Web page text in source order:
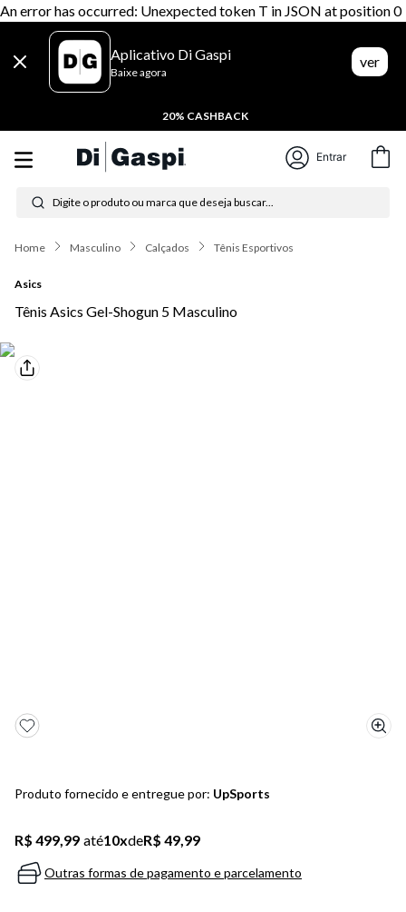
An error has occurred: Unexpected token T in JSON at position 0
Aplicativo Di Gaspi
Baixe agora
ver
TROCA FÁCIL EM ATÉ 7 DIAS
Entrar
Digite o produto ou marca que deseja buscar...
Masculino Calçados Tênis Esportivos
Asics
Tênis Asics Gel-Shogun 5 Masculino
Produto fornecido e entregue por: UpSports
R$ 499,99 até10xdeR$ 49,99
Outras formas de pagamento e parcelamento
Termos mais buscados
1º tênis feminino
4º tênis masculino